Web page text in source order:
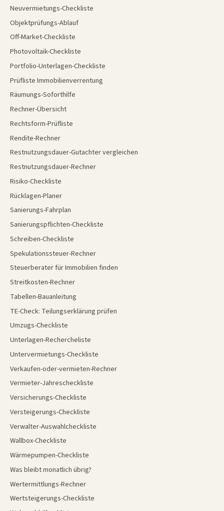
Neuvermietungs-Checkliste
Objektprüfungs-Ablauf
Off-Market-Checkliste
Photovoltaik-Checkliste
Portfolio-Unterlagen-Checkliste
Prüfliste Immobilienverrentung
Räumungs-Soforthilfe
Rechner-Übersicht
Rechtsform-Prüfliste
Rendite-Rechner
Restnutzungsdauer-Gutachter vergleichen
Restnutzungsdauer-Rechner
Risiko-Checkliste
Rücklagen-Planer
Sanierungs-Fahrplan
Sanierungspflichten-Checkliste
Schreiben-Checkliste
Spekulationssteuer-Rechner
Steuerberater für Immobilien finden
Streitkosten-Rechner
Tabellen-Bauanleitung
TE-Check: Teilungserklärung prüfen
Umzugs-Checkliste
Unterlagen-Rechercheliste
Untervermietungs-Checkliste
Verkaufen-oder-vermieten-Rechner
Vermieter-Jahrescheckliste
Versicherungs-Checkliste
Versteigerungs-Checkliste
Verwalter-Auswahlcheckliste
Wallbox-Checkliste
Wärmepumpen-Checkliste
Was bleibt monatlich übrig?
Wertermittlungs-Rechner
Wertsteigerungs-Checkliste